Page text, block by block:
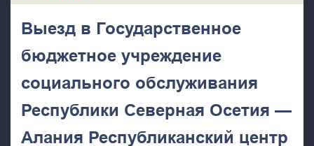
Выезд в Государственное
бюджетное учреждение
социального обслуживания
Республики Северная Осетия —
Алания Республиканский центр